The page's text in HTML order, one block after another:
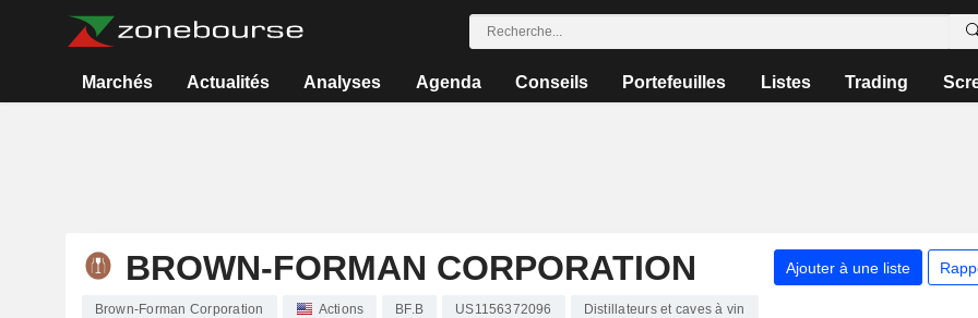
Marchés Actualités Analyses Agenda Conseils Portefeuilles Listes Trading
BROWN-FORMAN CORPORATION Ajouter à une liste
Brown-Forman Corporation Actions BF.B US1156372096 Distillateurs et caves à vin